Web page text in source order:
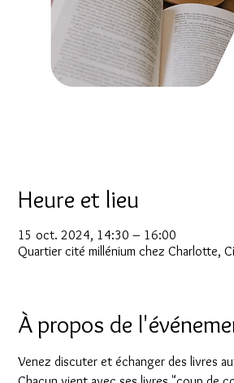
Heure et lieu
15 oct. 2024, 14:30 – 16:00
Quartier cité millénium chez Charlotte,
À propos de
Venez discuter et échanger des livres